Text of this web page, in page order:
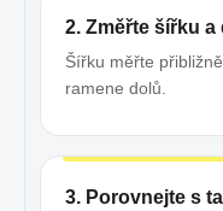
2. Změřte šířku a
Šířku měřte
ramene dolů.
3. Porovnejte s